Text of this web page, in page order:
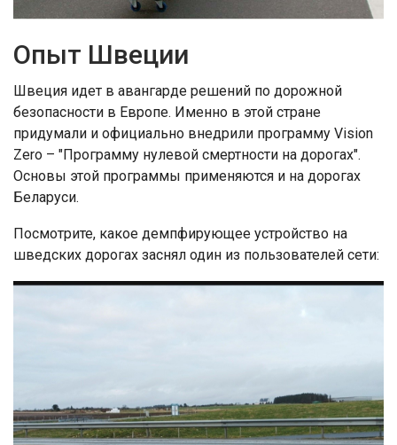
Опыт Швеции
Швеция идет в авангарде решений по дорожной
безопасности в Европе. Именно в этой стране
придумали и официально внедрили программу Vision
Zero – "Программу нулевой смертности на дорогах".
Основы этой программы применяются и на дорогах
Беларуси.
Посмотрите, какое демпфирующее устройство на
шведских дорогах заснял один из пользователей сети: